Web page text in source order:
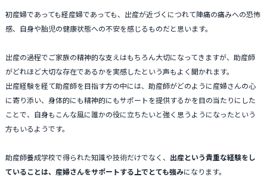
初産婦であっても経産婦であっても、出産が近づくにつれて陣痛の痛みへの恐怖
感、自身や胎児の健康状態への不安を感じるものだと思います。
出産の過程でご家族の精神的な支えはもちろん大切になってきますが、助産師
がどれほど大切な存在であるかを実感したという声もよく聞かれます。
出産経験を経て助産師を目指す方の中には、助産師がどのように産婦さんの心
に寄り添い、身体的にも精神的にもサポートを提供するかを目の当たりにした
ことで、自身もこんな風に誰かの役に立ちたいと強く思うようになったという
方もいるようです。
助産師養成学校で得られた知識や技術だけでなく、 出産という貴重な経験をし
ていることは、産婦さんをサポートする上でとても強みになります。